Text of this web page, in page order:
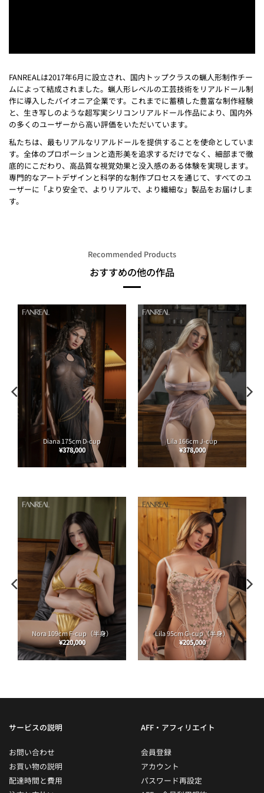
FANREALは2017年6月に設立され、国内トップクラスの蝋人形制作チー
ムによって結成されました。蝋人形レベルの工芸技術をリアルドール制
作に導入したパイオニア企業です。これまでに蓄積した豊富な制作経験
と、生き写しのような超写実シリコンリアルドール作品により、国内外
の多くのユーザーから高い評価をいただいています。
私たちは、最もリアルなリアルドールを提供することを使命としていま
す。全体のプロポーションと造形美を追求するだけでなく、細部まで徹
底的にこだわり、高品質な視覚効果と没入感のある体験を実現します。
専門的なアートデザインと科学的な制作プロセスを通じて、すべてのユ
ーザーに「より安全で、よりリアルで、より繊細な」製品をお届けしま
す。
Recommended Products
おすすめの他の作品
Diana 175cm D-cup
¥378,000
Lila 166cm J-cup
¥378,000
Nora 109cm F-cup（半身）
¥220,000
Lila 95cm G-cup（半身）
¥205,000
サービスの説明
お問い合わせ
お買い物の説明
配達時間と費用
AFF・アフィリエイト
会員登録
アカウント
パスワード再設定